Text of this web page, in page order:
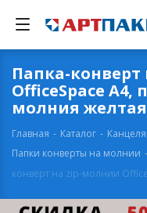
Папка-
OfficeSpace А4,
молния желтая
Главная - Каталог -
Папки конверты на молнии -
конверт на zip-молнии